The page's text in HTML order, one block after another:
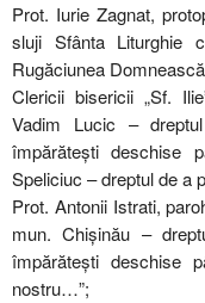
Prot. Iurie Zagnat,
sluji Sfânta Liturghie
Rugăciunea
Clericii bisericii „Sf.
Vadim Lucic –
împărătești deschise
Speliciuc – dreptul de a
Prot. Antonii Istrati,
mun. Chișinău –
împărătești deschise
nostru…”;